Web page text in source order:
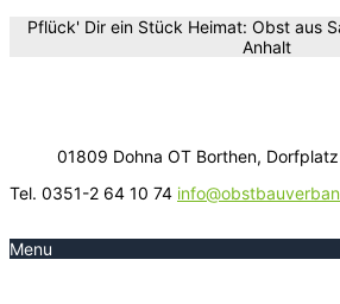
Pflück' Dir ein Stück Heimat: Obst aus
Anhalt
01809 Dohna OT Borthen,
Tel. 0351-2 64 10 74
Menu